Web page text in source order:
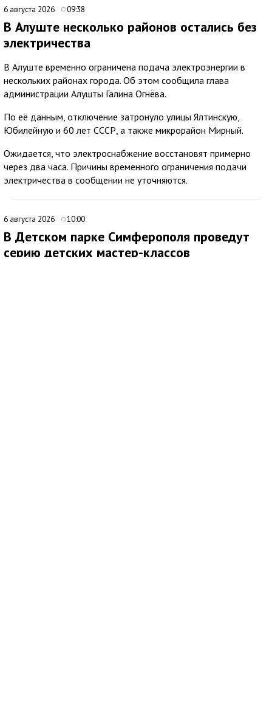
6 августа 2026 09:38
В Алуште несколько районов остались без
электричества
В Алуште временно ограничена подача электроэнергии в
нескольких районах города. Об этом сообщила глава
администрации Алушты Галина Огнёва.
По её данным, отключение затронуло улицы Ялтинскую,
Юбилейную и 60 лет СССР, а также микрорайон Мирный.
Ожидается, что электроснабжение восстановят примерно
через два часа. Причины временного ограничения подачи
электричества в сообщении не уточняются.
6 августа 2026 10:00
В Детском парке Симферополя проведут
серию детских мастер-классов